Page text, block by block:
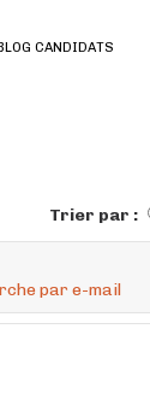
CANDIDATS
Trier par :
par e-mail